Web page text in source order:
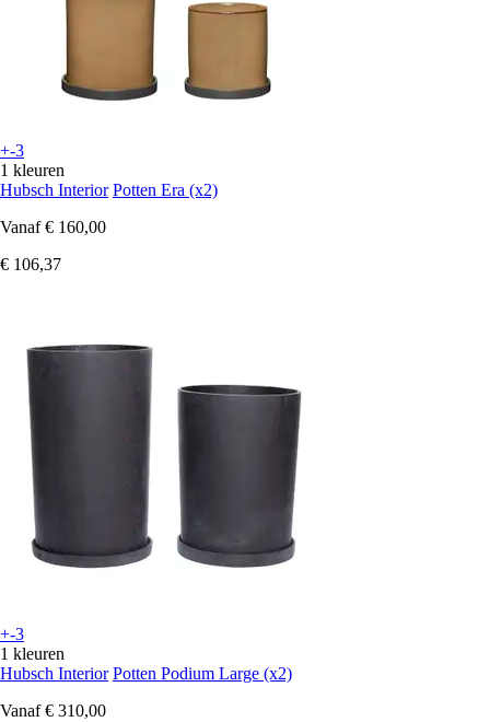
+-3
1 kleuren
Hubsch Interior Potten Era (x2)
Vanaf € 160,00
€ 106,37
+-3
1 kleuren
Hubsch Interior Potten Podium Large (x2)
Vanaf € 310,00